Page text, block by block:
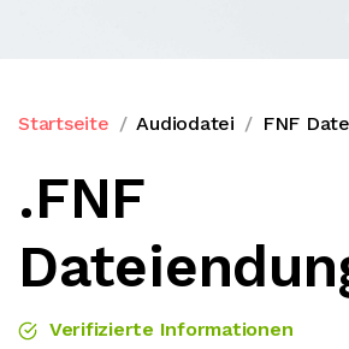
Startseite Audiodatei FNF
.FNF
Verifizierte Informationen